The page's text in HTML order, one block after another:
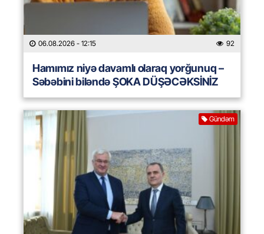
06.08.2026 - 12:15 92
Hamımız niyə davamlı olaraq yorğunuq –
Səbəbini biləndə ŞOKA DÜŞƏCƏKSİNİZ
Gündəm